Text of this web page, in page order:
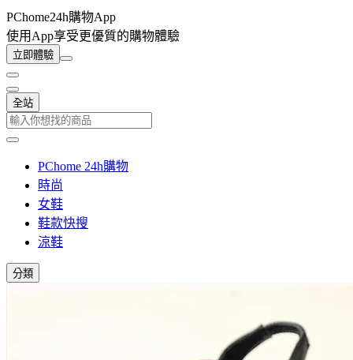
PChome24h購物App
使用App享受更優質的購物體驗
立即體驗
全站
PChome 24h購物
時尚
女鞋
鞋款快搜
涼鞋
分類